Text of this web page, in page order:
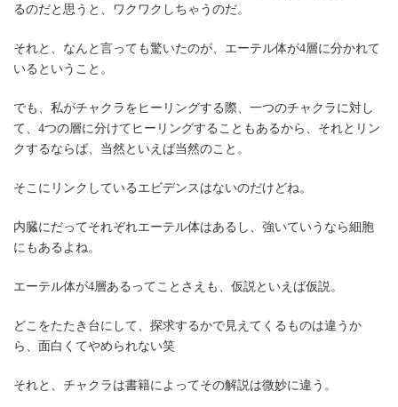
るのだと思うと、ワクワクしちゃうのだ。
それと、なんと言っても驚いたのが、エーテル体が4層に分かれて
いるということ。
でも、私がチャクラをヒーリングする際、一つのチャクラに対し
て、4つの層に分けてヒーリングすることもあるから、それとリン
クするならば、当然といえば当然のこと。
そこにリンクしているエビデンスはないのだけどね。
内臓にだってそれぞれエーテル体はあるし、強いていうなら細胞
にもあるよね。
エーテル体が4層あるってことさえも、仮説といえば仮説。
どこをたたき台にして、探求するかで見えてくるものは違うか
ら、面白くてやめられない笑
それと、チャクラは書籍によってその解説は微妙に違う。